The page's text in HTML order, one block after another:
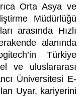
Orta Asya ve
Müdürlüğü
arasında Hızlı
alanında
Türkiye
ve uluslararası
Üniversitesi E-
Uyar, kariyerini